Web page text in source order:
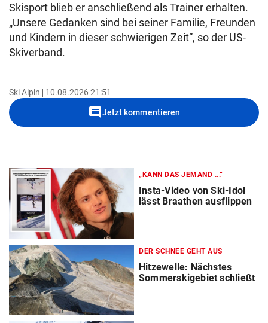
Skisport blieb er anschließend als Trainer erhalten.
„Unsere Gedanken sind bei seiner Familie, Freunden
und Kindern in dieser schwierigen Zeit“, so der US-
Skiverband.
Ski Alpin 10.08.2026 21:51
commentJetzt kommentieren
„KANN DAS JEMAND ...“
Insta-Video von Ski-Idol
lässt Braathen ausflippen
DER SCHNEE GEHT AUS
Hitzewelle: Nächstes
Sommerskigebiet schließt